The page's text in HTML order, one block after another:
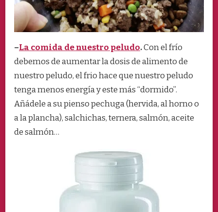
–La comida de nuestro peludo.Con el frío
debemos de aumentar la dosis de alimento de
nuestro peludo, el frio hace que nuestro peludo
tenga menos energía y este más “dormido”.
Añádele a su pienso pechuga (hervida, al horno o
a la plancha), salchichas, ternera, salmón, aceite
de salmón…